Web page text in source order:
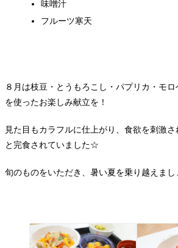
味噌汁
フルーツ寒天
８月は枝豆・とうもろこし・パプリカ・モ
を使ったお楽しみ献立を！
見た目もカラフルに仕上がり、食欲を刺激
と完食されていました☆
旬のものをいただき、暑い夏を乗り越えまし